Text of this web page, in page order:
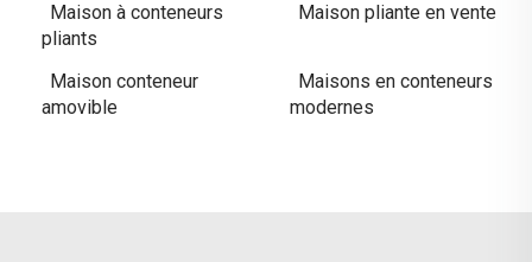
Maison à conteneurs
pliants
Maison pliante en vente
Maison conteneur
amovible
Maisons en conteneurs
modernes